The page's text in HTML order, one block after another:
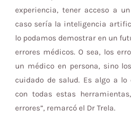
experiencia, tener acceso a
caso sería la inteligencia
lo podamos demostrar en un
errores médicos. O sea, los
un médico en persona, sino
cuidado de salud. Es algo a
con todas estas
errores”, remarcó el Dr Trela.